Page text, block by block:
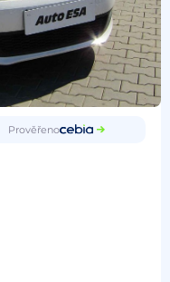
Prověřeno